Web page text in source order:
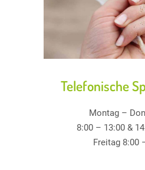
Telefonische
Montag –
8:00 – 13:00 &
Freitag 8:00